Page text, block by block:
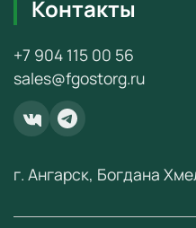
Работаем по44-ФЗ
Бесплатная
Комплексное
Для заказа и получения
fgostorg.ru@yandex.ru.
ООО «Учебный Стандарт»
Контакты
+7 904 115 00 56
sales@fgostorg.ru
г. Ангарск, Богдана